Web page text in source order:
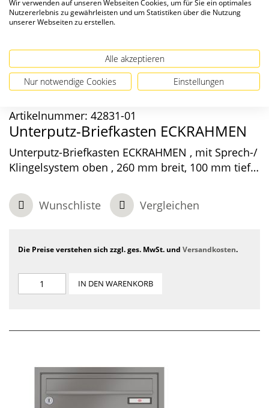
Artikelnummer: 42831-01
Unterputz-Briefkasten ECKRAHMEN
Unterputz-Briefkasten ECKRAHMEN , mit Sprech-/
Klingelsystem oben , 260 mm breit, 100 mm tief,
Wunschliste
Vergleichen
Die Preise verstehen sich zzgl. ges. MwSt. und Versandkosten.
IN DEN WARENKORB
Wir verwenden auf unseren Webseiten Cookies, um für Sie ein optimales
Nutzererlebnis zu gewährleisten und um Statistiken über die Nutzung
unserer Webseiten zu erstellen.
Alle akzeptieren
Nur notwendige Cookies Einstellungen